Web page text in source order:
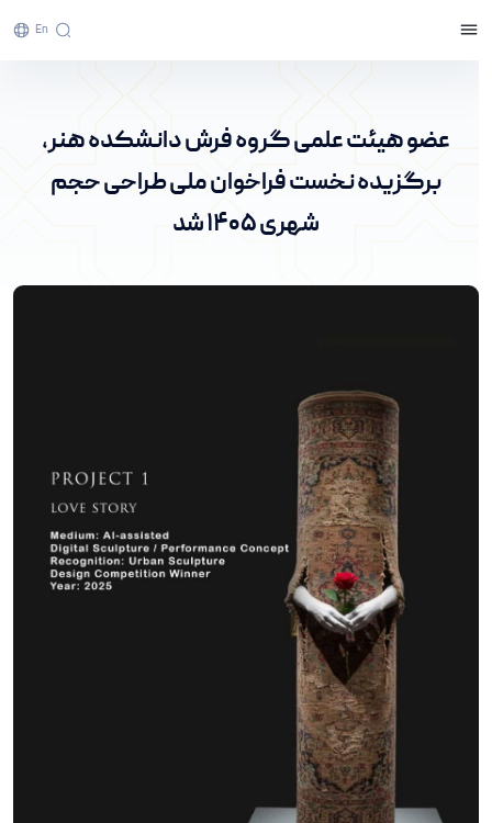
En
برگزیده نخست فراخوان ملی طراحی حجم شهری
عضو هیئت علمی گروه فرش دانشکده هنر،
برگزیده نخست فراخوان ملی طراحی حجم
شهری ۱۴۰۵ شد